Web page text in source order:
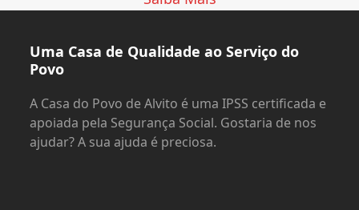
Uma Casa de Qualidade ao Serviço do
Povo
A Casa do Povo de Alvito é uma IPSS certificada e
apoiada pela Segurança Social. Gostaria de nos
ajudar? A sua ajuda é preciosa.